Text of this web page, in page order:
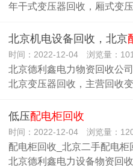
年干式变压器回收，厢式变
北京机电设备回收，北京
时间：2022-12-04 浏览量：101
北京德利鑫电力物资回收公
北京变压器回收，主营回收
低压配电柜回收
时间：2022-12-04 浏览量：
配电柜回收_北京二手配电柜
北京德利鑫电力设备物资回